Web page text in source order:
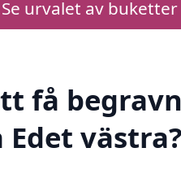
Se urvalet av buketter
få
västra?